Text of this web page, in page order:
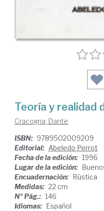
Teoría y realidad
Cracogna, Dante
ISBN: 9789502009209
Editorial: Abeledo Perrot
Fecha de la edición: 1996
Lugar de la edición:
Encuadernación: Rústica
Medidas: 22 cm
Nº Pág.: 146
Idiomas: Español